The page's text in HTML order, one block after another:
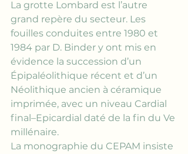
La grotte Lombard est l’autre
grand repère du secteur. Les
fouilles conduites entre 1980 et
1984 par D. Binder y ont mis en
évidence la succession d’un
Épipaléolithique récent et d’un
Néolithique ancien à céramique
imprimée, avec un niveau Cardial
final–Epicardial daté de la fin du Ve
millénaire.
La monographie du CEPAM insiste